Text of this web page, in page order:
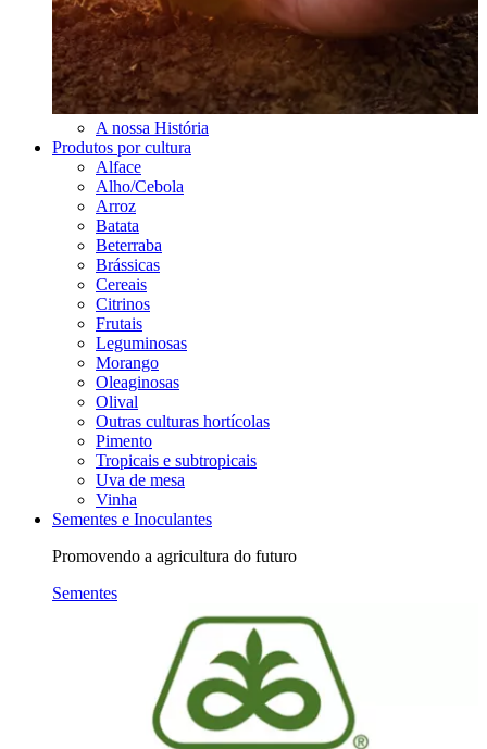
A nossa História
Produtos por cultura
Alface
Alho/Cebola
Arroz
Batata
Beterraba
Brássicas
Cereais
Citrinos
Frutais
Leguminosas
Morango
Oleaginosas
Olival
Outras culturas hortícolas
Pimento
Tropicais e subtropicais
Uva de mesa
Vinha
Sementes e Inoculantes
Promovendo a agricultura do futuro
Sementes